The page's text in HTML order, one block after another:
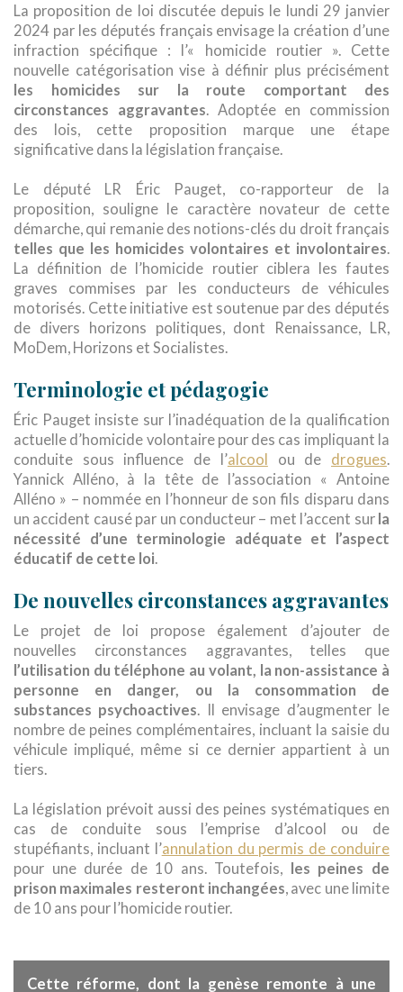
La proposition de loi discutée depuis le lundi 29 janvier
2024 par les députés français envisage la création d’une
infraction spécifique : l’« homicide routier ». Cette
nouvelle catégorisation vise à définir plus précisément
les homicides sur la route comportant des
circonstances aggravantes. Adoptée en commission
des lois, cette proposition marque une étape
significative dans la législation française.
Le député LR Éric Pauget, co-rapporteur de la
proposition, souligne le caractère novateur de cette
démarche, qui remanie des notions-clés du droit français
telles que les homicides volontaires et involontaires.
La définition de l’homicide routier ciblera les fautes
graves commises par les conducteurs de véhicules
motorisés. Cette initiative est soutenue par des députés
de divers horizons politiques, dont Renaissance, LR,
MoDem, Horizons et Socialistes.
Terminologie et pédagogie
Éric Pauget insiste sur l’inadéquation de la qualification
actuelle d’homicide volontaire pour des cas impliquant la
conduite sous influence de l’alcool ou de drogues.
Yannick Alléno, à la tête de l’association « Antoine
Alléno » – nommée en l’honneur de son fils disparu dans
un accident causé par un conducteur – met l’accent sur la
nécessité d’une terminologie adéquate et l’aspect
éducatif de cette loi.
De nouvelles circonstances aggravantes
Le projet de loi propose également d’ajouter de
nouvelles circonstances aggravantes, telles que
l’utilisation du téléphone au volant, la non-assistance à
personne en danger, ou la consommation de
substances psychoactives. Il envisage d’augmenter le
nombre de peines complémentaires, incluant la saisie du
véhicule impliqué, même si ce dernier appartient à un
tiers.
La législation prévoit aussi des peines systématiques en
cas de conduite sous l’emprise d’alcool ou de
stupéfiants, incluant l’annulation du permis de conduire
pour une durée de 10 ans. Toutefois, les peines de
prison maximales resteront inchangées, avec une limite
de 10 ans pour l’homicide routier.
Cette réforme, dont la genèse remonte à une